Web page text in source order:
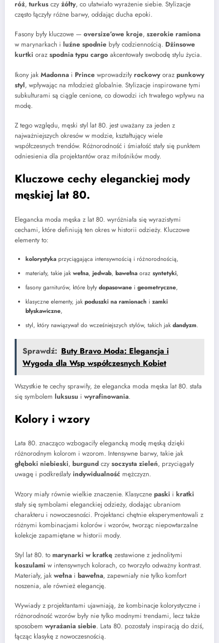
róż, turkus czy żółty, co ułatwiało wyrażenie siebie. Stylizacje
często łączyły różne barwy, oddając ducha epoki.
Fasony były kluczowe — oversize’owe kroje, szerokie ramiona
w marynarkach i luźne spodnie były codziennością. Dżinsowe
kurtki oraz spodnia typu cargo akcentowały swobodę stylu życia.
Ikony jak Madonna i Prince wprowadziły rockowy oraz punkowy
styl, wpływając na młodzież globalnie. Stylizacje inspirowane tymi
subkulturami są ciągle cenione, co dowodzi ich trwałego wpływu na
modę.
Z tego względu, męski styl lat 80. jest uważany za jeden z
najważniejszych okresów w modzie, kształtujący wiele
współczesnych trendów. Różnorodność i śmiałość stały się punktem
odniesienia dla projektantów oraz miłośników mody.
Kluczowe cechy eleganckiej mody
męskiej lat 80.
Elegancka moda męska z lat 80. wyróżniała się wyrazistymi
cechami, które definiują ten okres w historii odzieży. Kluczowe
elementy to:
kolorystyka przyciągająca intensywnością i różnorodnością,
materiały, takie jak wełna, jedwab, bawełna oraz syntetyki,
fasony garniturów, które były dopasowane i geometryczne,
klasyczne elementy, jak poduszki na ramionach i zamki
błyskawiczne,
styl, który nawiązywał do wcześniejszych stylów, takich jak dandyzm.
Sprawdź: Buty Bravo Moda: Elegancja i
Wygoda dla Wsp współczesnych Kobiet
Wszystkie te cechy sprawiły, że elegancka moda męska lat 80. stała
się symbolem luksusu i wyrafinowania.
Kolory i wzory
Lata 80. znacząco wzbogaciły elegancką modę męską dzięki
różnorodnym kolorom i wzorom. Intensywne barwy, takie jak
głęboki niebieski, burgund czy soczysta zieleń, przyciągały
uwagę i podkreślały indywidualność mężczyzn.
Wzory miały równie wielkie znaczenie. Klasyczne paski i kratki
stały się symbolami eleganckiej odzieży, dodając ubraniom
charakteru i nowoczesności. Projektanci chętnie eksperymentowali z
różnymi kombinacjami kolorów i wzorów, tworząc niepowtarzalne
kolekcje zapamiętane w historii mody.
Styl lat 80. to marynarki w kratkę zestawione z jednolitymi
koszulami w intensywnych kolorach, co tworzyło odważny kontrast.
Materiały, jak wełna i bawełna, zapewniały nie tylko komfort
noszenia, ale również elegancję.
Wywiady z projektantami ujawniają, że kombinacje kolorystyczne i
różnorodność wzorów były nie tylko modnymi trendami, lecz także
sposobem wyrażania siebie. Lata 80. pozostały inspiracją do dziś,
łącząc klasykę z nowoczesnością.